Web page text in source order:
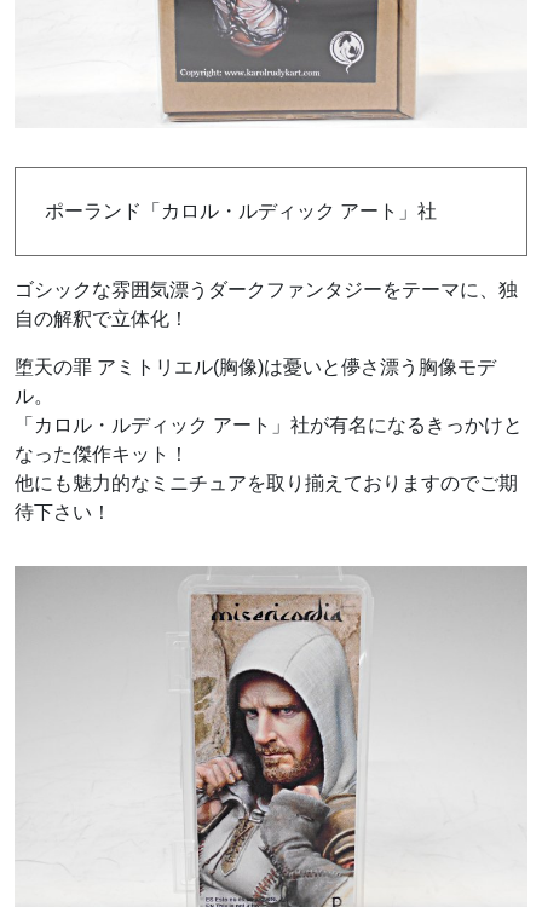
ポーランド「カロル・ルディック アート」社
ゴシックな雰囲気漂うダークファンタジーをテーマに、独
自の解釈で立体化！
堕天の罪 アミトリエル(胸像)は憂いと儚さ漂う胸像モデ
ル。
「カロル・ルディック アート」社が有名になるきっかけと
なった傑作キット！
他にも魅力的なミニチュアを取り揃えておりますのでご期
待下さい！